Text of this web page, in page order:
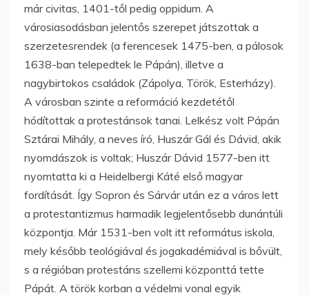
már civitas, 1401-től pedig oppidum. A
városiasodásban jelentős szerepet játszottak a
szerzetesrendek (a ferencesek 1475-ben, a pálosok
1638-ban telepedtek le Pápán), illetve a
nagybirtokos családok (Zápolya, Török, Esterházy).
A városban szinte a reformáció kezdetétől
hódítottak a protestánsok tanai. Lelkész volt Pápán
Sztárai Mihály, a neves író, Huszár Gál és Dávid, akik
nyomdászok is voltak; Huszár Dávid 1577-ben itt
nyomtatta ki a Heidelbergi Káté első magyar
fordítását. Így Sopron és Sárvár után ez a város lett
a protestantizmus harmadik legjelentősebb dunántúli
központja. Már 1531-ben volt itt református iskola,
mely később teológiával és jogakadémiával is bővült,
s a régióban protestáns szellemi központtá tette
Pápát. A török korban a védelmi vonal egyik